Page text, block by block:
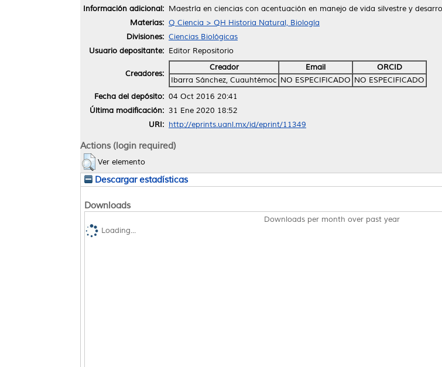
Información adicional: Maestría en ciencias con acentuación en manejo de vida silvestre y
Materias: Q Ciencia > QH Historia Natural, Biología
Divisiones: Ciencias Biológicas
Usuario depositante: Editor Repositorio
Creadores:
Creador Email
ORCID
Ibarra Sánchez, Cuauhtémoc NO ESPECIFICADO NO ESPECIFICADO
Fecha del depósito: 04 Oct 2016 20:41
Última modificación: 31 Ene 2020 18:52
URI: http://eprints.uanl.mx/id/eprint/11349
Actions (login required)
Ver elemento
Descargar estadísticas
Downloads
Downloads per month over past year
Loading...